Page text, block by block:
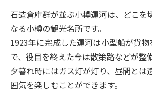
閉じる
石造倉庫群が並ぶ小樽運河は、どこを
なる小樽の観光名所です。
1923年に完成した運河は小型船が貨
で、役目を終えた今は散策路などが整
夕暮れ時にはガス灯が灯り、昼間とは
囲気を楽しむことができます。